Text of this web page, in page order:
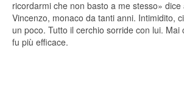
ricordarmi che non basto a me stesso»
Vincenzo, monaco da tanti anni. Intimidito,
un poco. Tutto il cerchio sorride con lui. Mai
fu più efficace.